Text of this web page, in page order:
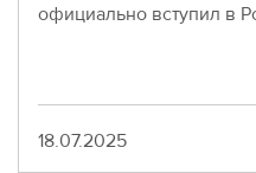
официально вступил в
Дата
18.07.2025